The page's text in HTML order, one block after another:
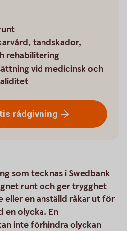
tandskador,
rehabilitering
vid medicinsk och
rådgivning
som tecknas i Swedbank
runt och ger trygghet
eller en anställd råkar ut för
en olycka. En
inte förhindra olyckan